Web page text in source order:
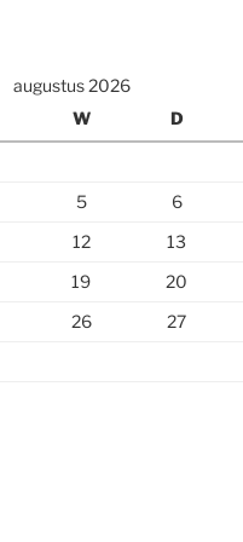
augustus 2026
W D
5 6
12 13
19 20
26 27